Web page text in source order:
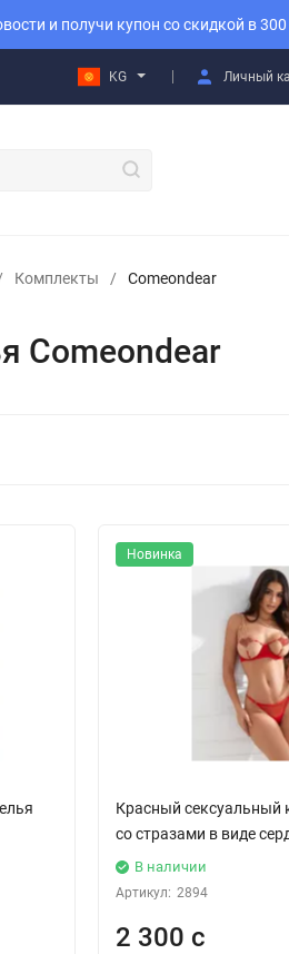
и получи купон со скидкой в
KG Личный
Комплекты / Comeondear
Comeondear
Новинка
Красный сексуальный
со стразами в виде
В наличии
Артикул: 2894
2 300 с